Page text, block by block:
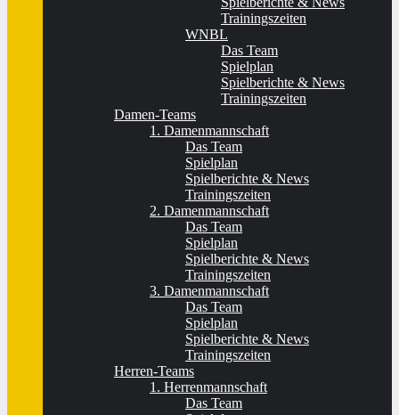
Trainingszeiten
WNBL
Das Team
Spielplan
Spielberichte & News
Trainingszeiten
Damen-Teams
1. Damenmannschaft
Das Team
Spielplan
Spielberichte & News
Trainingszeiten
2. Damenmannschaft
Das Team
Spielplan
Spielberichte & News
Trainingszeiten
3. Damenmannschaft
Das Team
Spielplan
Spielberichte & News
Trainingszeiten
Herren-Teams
1. Herrenmannschaft
Das Team